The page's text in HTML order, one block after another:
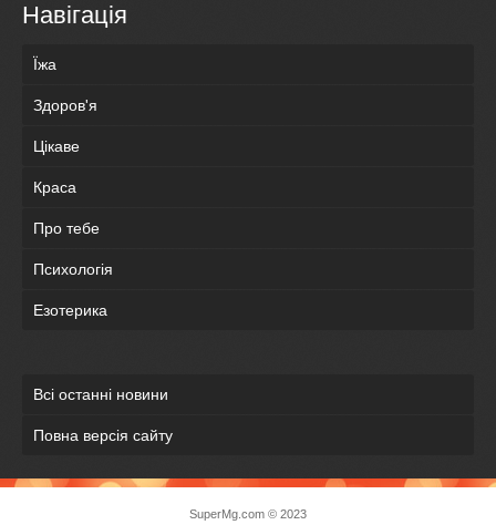
Навігація
Їжа
Здоров'я
Цікаве
Краса
Про тебе
Психологія
Езотерика
Всі останні новини
Повна версія сайту
SuperMg.com © 2023